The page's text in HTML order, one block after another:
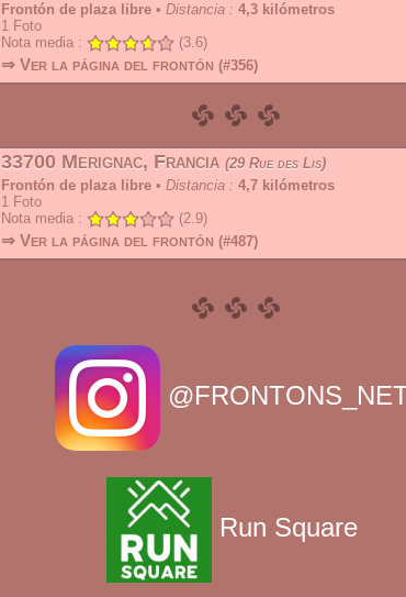
Frontón de plaza libre • Distancia : 4,3 kilómetros
1 Foto
Nota media :
(3.6)
⇒ Ver la página del frontón (#356)
33700 Merignac, Francia 29 Rue des Lis
Frontón de plaza libre • Distancia : 4,7 kilómetros
1 Foto
Nota media :
(2.9)
⇒ Ver la página del frontón (#487)
Run Square